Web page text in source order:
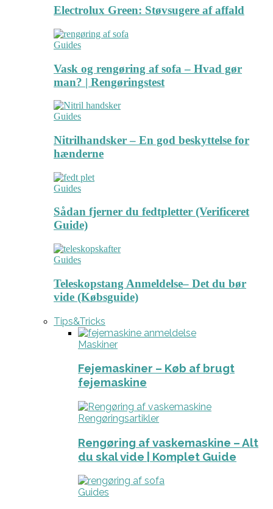
Electrolux Green: Støvsugere af affald
Guides
Vask og rengøring af sofa – Hvad gør
man? | Rengøringstest
Guides
Nitrilhandsker – En god beskyttelse for
hænderne
Guides
Sådan fjerner du fedtpletter (Verificeret
Guide)
Guides
Teleskopstang Anmeldelse– Det du bør
vide (Købsguide)
Tips&Tricks
Maskiner
Fejemaskiner – Køb af brugt
fejemaskine
Rengøringsartikler
Rengøring af vaskemaskine – Alt
du skal vide | Komplet Guide
Guides